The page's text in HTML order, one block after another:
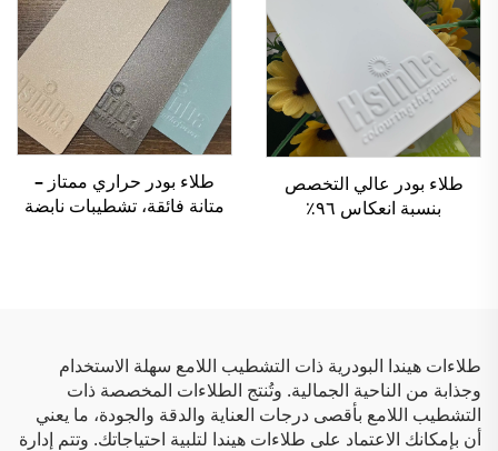
طلاء بودر عالي التخصص
بنسبة انعكاس ٩٦٪
طلاء بودر حراري ممتاز –
متانة فائقة، تشطيبات نابضة
طلاءات هيندا البودرية ذات التشطيب اللامع سهلة الاستخدام
وجذابة من الناحية الجمالية. وتُنتج الطلاءات المخصصة ذات
التشطيب اللامع بأقصى درجات العناية والدقة والجودة، ما يعني
أن بإمكانك الاعتماد على طلاءات هيندا لتلبية احتياجاتك. وتتم إدارة